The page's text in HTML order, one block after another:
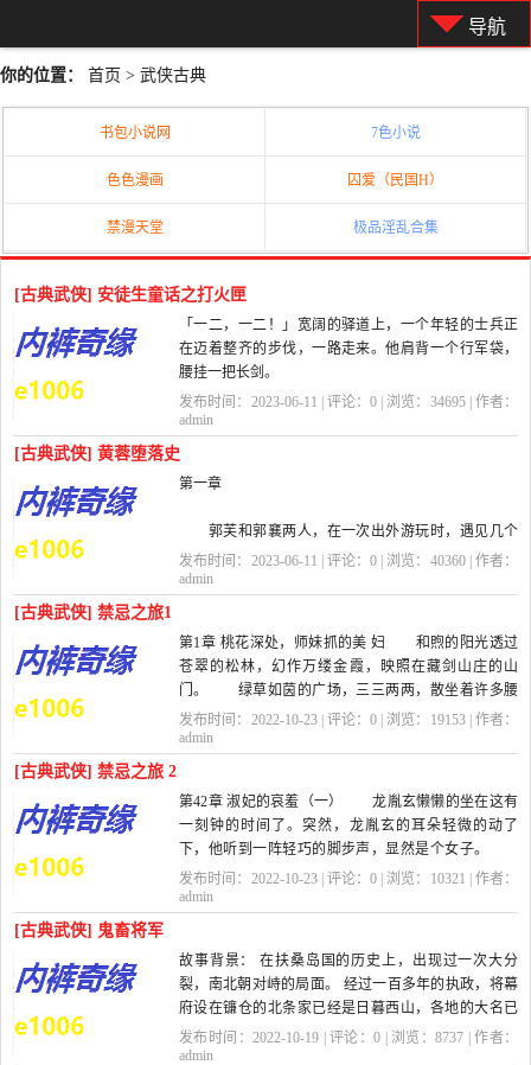
导航
你的位置： 首页 > 武侠古典
书包小说网 7色小说
色色漫画 囚爱（民国H）
禁漫天堂 极品淫乱合集
[古典武侠] 安徒生童话之打火匣
「一二，一二！」宽阔的驿道上，一个年轻的士兵正
在迈着整齐的步伐，一路走来。他肩背一个行军袋，
腰挂一把长剑。
这位士兵参加过好几次战争，现在退役回家去。
发布时间：2023-06-11 | 评论：0 | 浏览： 34695| 作者：
admin
[古典武侠] 黄蓉堕落史
第一章
郭芙和郭襄两人，在一次出外游玩时，遇见几个
蒙古人正在欺凌百姓，便出手斩了带头的蒙古人，没
想到那人竟是蒙古一个依附部落的王子，引来一队蒙
发布时间：2023-06-11 | 评论：0 | 浏览： 40360| 作者：
admin
[古典武侠] 禁忌之旅1
第1章 桃花深处，师妹抓的美 妇 和煦的阳光透过
苍翠的松林，幻作万缕金霞，映照在藏剑山庄的山
门。 绿草如茵的广场，三三两两，散坐着许多腰
系长剑的年青武士，欢笑之声不时从人...
发布时间：2022-10-23 | 评论：0 | 浏览： 19153| 作者：
admin
[古典武侠] 禁忌之旅 2
第42章 淑妃的哀羞（一） 龙胤玄懒懒的坐在这有
一刻钟的时间了。突然，龙胤玄的耳朵轻微的动了
下，他听到一阵轻巧的脚步声，显然是个女子。
他知道，那个令他很好奇的淑妃来了。...
发布时间：2022-10-23 | 评论：0 | 浏览： 10321 | 作者：
admin
[古典武侠] 鬼畜将军
故事背景： 在扶桑岛国的历史上，出现过一次大分
裂，南北朝对峙的局面。 经过一百多年的执政，将幕
府设在镰仓的北条家已经是日暮西山，各地的大名已
经纷纷据地而自治，渐渐和...
发布时间：2022-10-19 | 评论：0 | 浏览：8737 | 作者：
admin